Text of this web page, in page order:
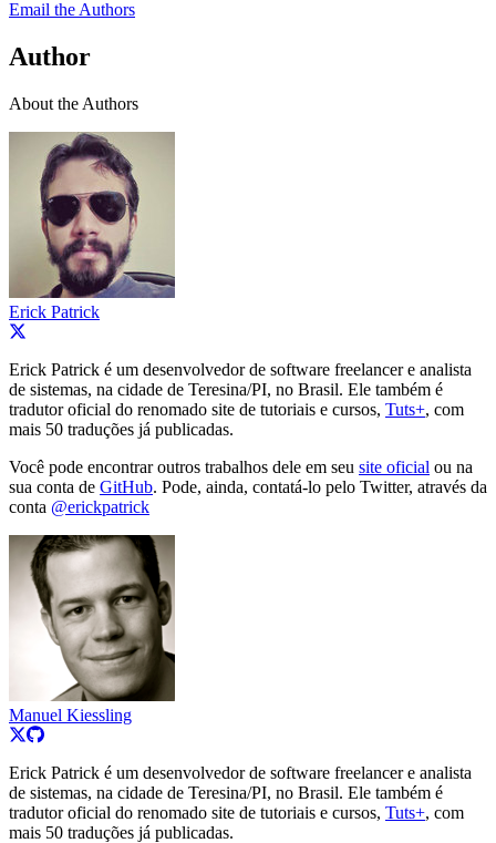
Email the Authors
Author
About the Authors
Erick Patrick
Erick Patrick é um desenvolvedor de software freelancer e analista
de sistemas, na cidade de Teresina/PI, no Brasil. Ele também é
tradutor oficial do renomado site de tutoriais e cursos, Tuts+, com
mais 50 traduções já publicadas.
Você pode encontrar outros trabalhos dele em seu site oficial ou na
sua conta de GitHub. Pode, ainda, contatá-lo pelo Twitter, através da
conta @erickpatrick
Manuel Kiessling
Erick Patrick é um desenvolvedor de software freelancer e analista
de sistemas, na cidade de Teresina/PI, no Brasil. Ele também é
tradutor oficial do renomado site de tutoriais e cursos, Tuts+, com
mais 50 traduções já publicadas.